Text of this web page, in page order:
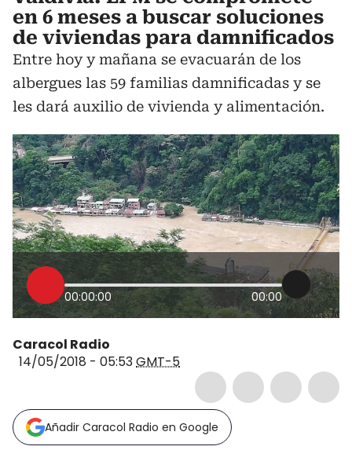
en 6 meses a buscar soluciones
de viviendas para damnificados
Entre hoy y mañana se evacuarán de los
albergues las 59 familias damnificadas y se
les dará auxilio de vivienda y alimentación.
00:00:00 00:00
Caracol Radio
14/05/2018 - 05:53GMT-5
Añadir Caracol Radio en Google